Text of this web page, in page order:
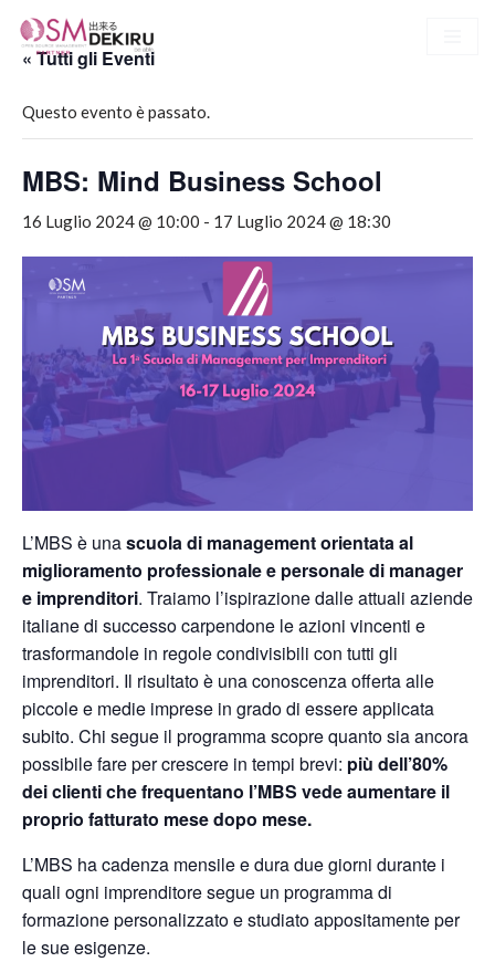
Vai
contenuto
« Tutti gli Eventi
Questo evento è passato.
MBS: Mind Business School
16 Luglio 2024 @ 10:00 - 17 Luglio 2024 @ 18:30
L’MBS è unascuola di management orientata al
miglioramento professionale e personale di manager
e imprenditori. Traiamo l’ispirazione dalle attuali aziende
italiane di successo carpendone le azioni vincenti e
trasformandole in regole condivisibili con tutti gli
imprenditori. Il risultato è una conoscenza offerta alle
piccole e medie imprese in grado di essere applicata
subito. Chi segue il programma scopre quanto sia ancora
possibile fare per crescere in tempi brevi: più dell’80%
dei clienti che frequentano l’MBS vede aumentare il
proprio fatturato mese dopo mese.
L’MBS ha cadenza mensile e dura due giorni durante i
quali ogni imprenditore segue un programma di
formazione personalizzatoe studiato appositamente per
le sue esigenze.